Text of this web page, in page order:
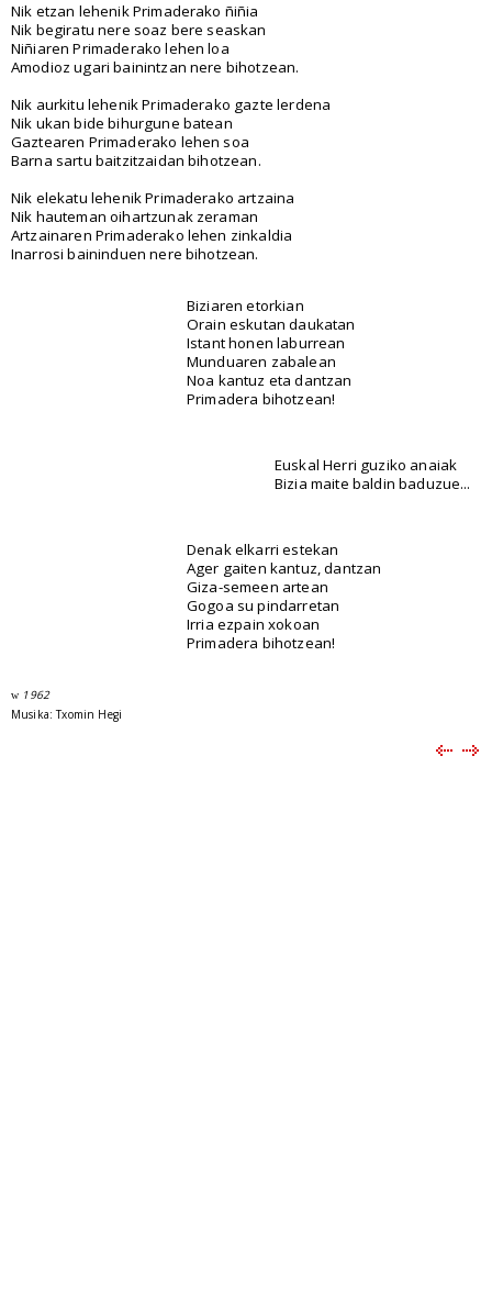
Nik etzan lehenik Primaderako ñiñia
Nik begiratu nere soaz bere seaskan
Niñiaren Primaderako lehen loa
Amodioz ugari bainintzan nere bihotzean.
Nik aurkitu lehenik Primaderako gazte lerdena
Nik ukan bide bihurgune batean
Gaztearen Primaderako lehen soa
Barna sartu baitzitzaidan bihotzean.
Nik elekatu lehenik Primaderako artzaina
Nik hauteman oihartzunak zeraman
Artzainaren Primaderako lehen zinkaldia
Inarrosi baininduen nere bihotzean.
Biziaren etorkian
Orain eskutan daukatan
Istant honen laburrean
Munduaren zabalean
Noa kantuz eta dantzan
Primadera bihotzean!
Euskal Herri guziko anaiak
Bizia maite baldin baduzue...
Denak elkarri estekan
Ager gaiten kantuz, dantzan
Giza-semeen artean
Gogoa su pindarretan
Irria ezpain xokoan
Primadera bihotzean!
w 1962
Musika: Txomin Hegi